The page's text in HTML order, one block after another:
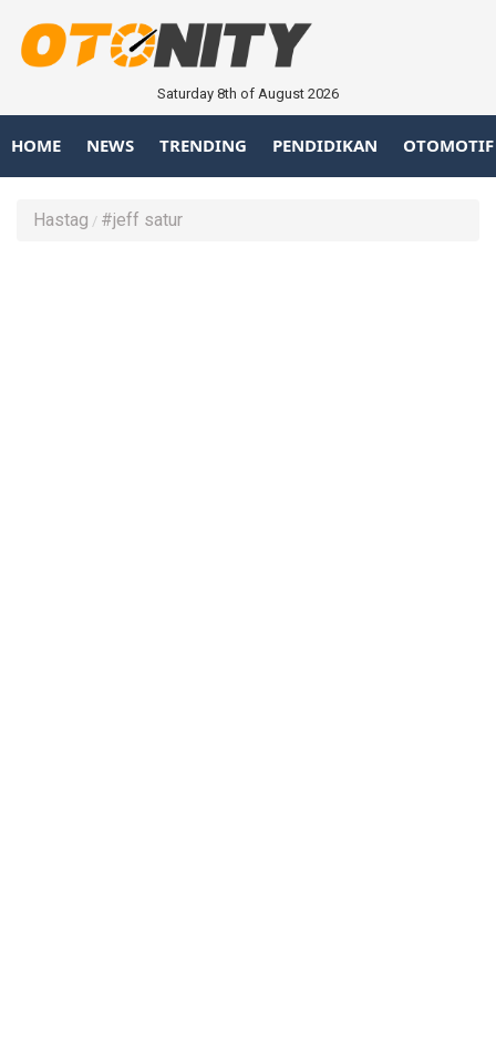
Saturday 8th of August 2026
HOME NEWS TRENDING PENDIDIKAN OTOMOTIF
Hastag #jeff satur